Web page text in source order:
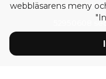
Copyright © 2026
52950608
webbläsarens meny